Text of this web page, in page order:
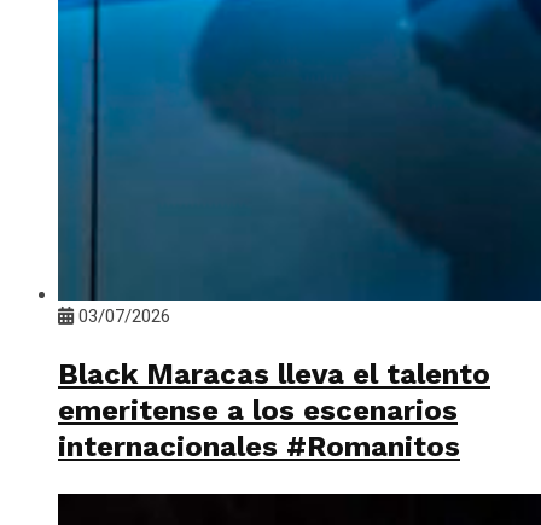
03/07/2026
Black Maracas lleva el talento
emeritense a los escenarios
internacionales #Romanitos